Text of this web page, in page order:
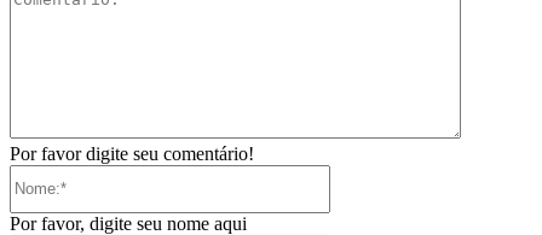
Por favor digite seu comentário!
Por favor, digite seu nome aqui